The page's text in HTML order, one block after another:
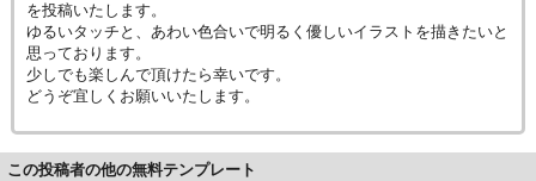
を投稿いたします。
ゆるいタッチと、あわい色合いで明るく優しいイラストを描きたいと
思っております。
少しでも楽しんで頂けたら幸いです。
どうぞ宜しくお願いいたします。
この投稿者の他の無料テンプレート